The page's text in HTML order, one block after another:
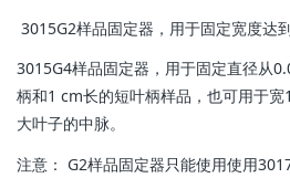
3015G2样品固定器，用于固定宽度达
3015G4样品固定器，用于固定直径从
柄和1 cm长的短叶柄样品，也可用于
大叶子的中脉。
注意： G2样品固定器只能使用使用